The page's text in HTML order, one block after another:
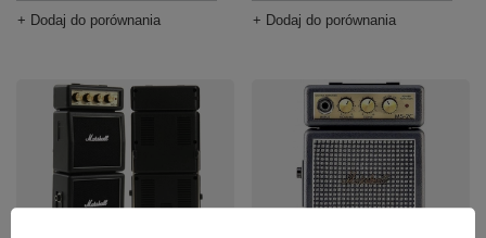
+ Dodaj do porównania + Dodaj do porównania